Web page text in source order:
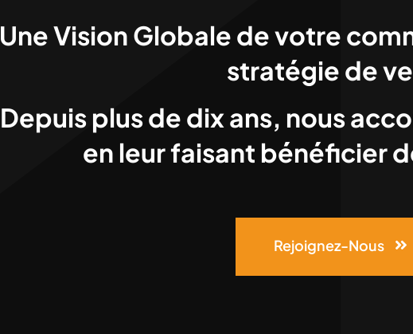
Une Vision Globale de votre
stratégie de
Depuis plus de dix ans, nous
en leur faisant
Rejoignez-Nous